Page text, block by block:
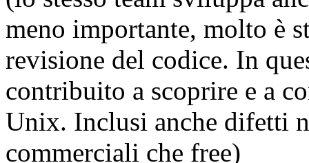
meno importante, molto è
revisione del codice. In
contribuito a scoprire e a
Unix. Inclusi anche difetti
commerciali che free)